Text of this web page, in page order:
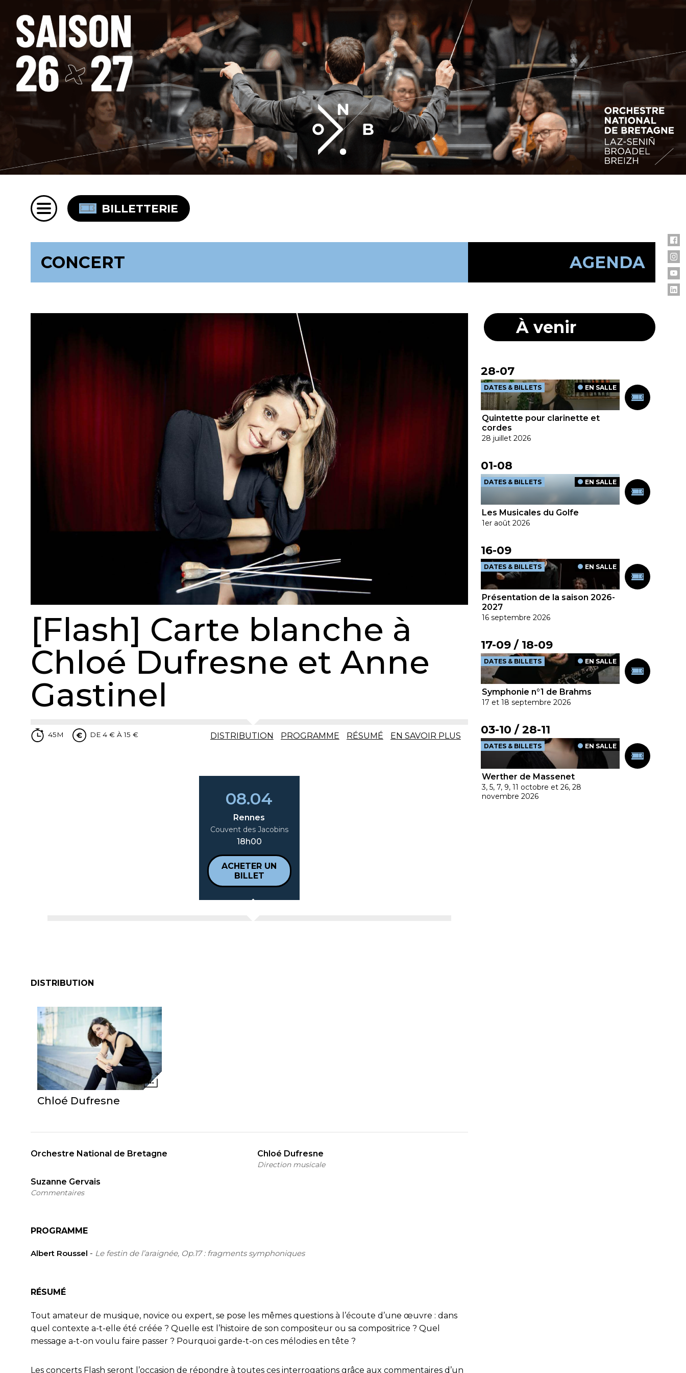
BILLETTERIE
CONCERT AGENDA
[Flash] Carte blanche à
Chloé Dufresne et Anne
Gastinel
DISTRIBUTION PROGRAMME RÉSUMÉ EN SAVOIR PLUS
45M DE 4 € À 15 €
08.04
Rennes
Couvent des Jacobins
18h00
ACHETER UN
BILLET
DISTRIBUTION
Chloé Dufresne
Orchestre National de Bretagne
Direction musicale
Chloé Dufresne
Commentaires
Suzanne Gervais
PROGRAMME
Albert Roussel - Le festin de l’araignée, Op.17 : fragments symphoniques
RÉSUMÉ
Tout amateur de musique, novice ou expert, se pose les mêmes questions à l’écoute d’une œuvre : dans
quel contexte a-t-elle été créée ? Quelle est l’histoire de son compositeur ou sa compositrice ? Quel
message a-t-on voulu faire passer ? Pourquoi garde-t-on ces mélodies en tête ?
Les concerts Flash seront l’occasion de répondre à toutes ces interrogations grâce aux commentaires d’un
À venir
28-07
DATES & BILLETS EN SALLE
Quintette pour clarinette et
cordes
28 juillet 2026
01-08
DATES & BILLETS EN SALLE
Les Musicales du Golfe
1er août 2026
16-09
DATES & BILLETS EN SALLE
Présentation de la saison 2026-
2027
16 septembre 2026
17-09 18-09
DATES & BILLETS EN SALLE
Symphonie n°1 de Brahms
17 et 18 septembre 2026
03-10 28-11
DATES & BILLETS EN SALLE
Werther de Massenet
3, 5, 7, 9, 11 octobre et 26, 28
novembre 2026